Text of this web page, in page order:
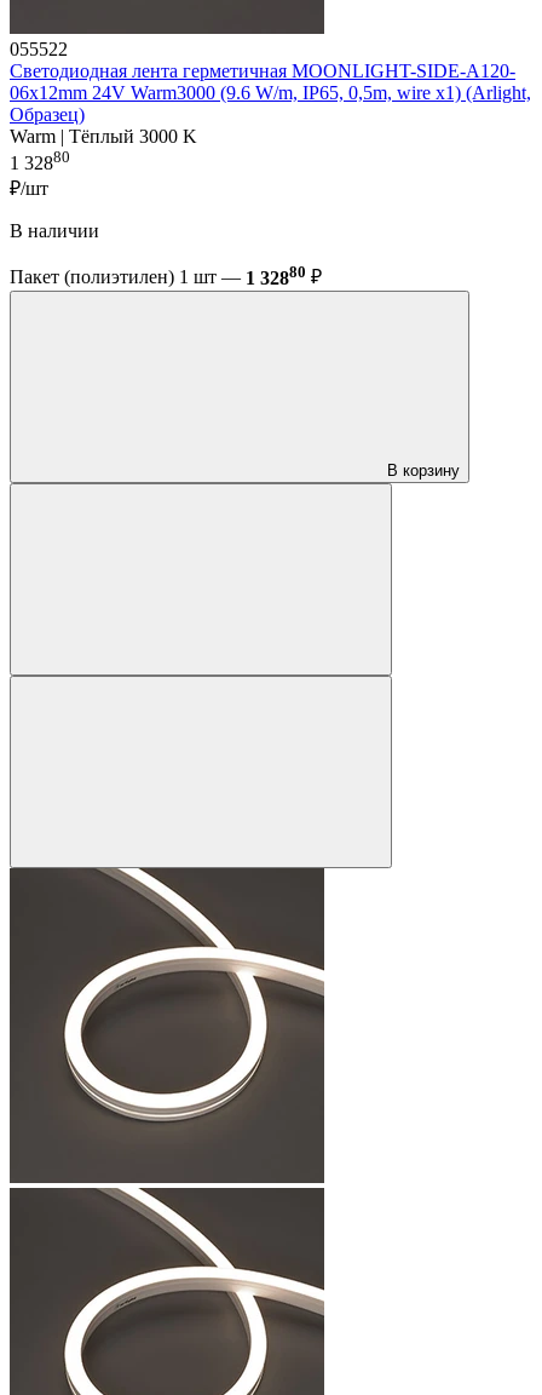
055522
Светодиодная лента герметичная MOONLIGHT-SIDE-A120-
06x12mm 24V Warm3000 (9.6 W/m, IP65, 0,5m, wire x1) (Arlight,
Образец)
Warm | Тёплый 3000 K
1 32880
₽/шт
В наличии
Пакет (полиэтилен) 1 шт — 1 32880 ₽
В корзину